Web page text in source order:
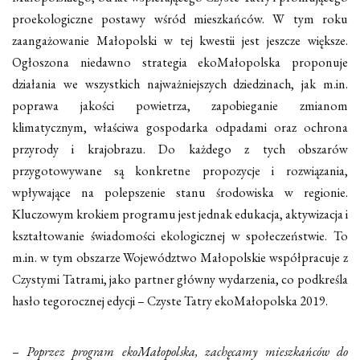
proekologiczne postawy wśród mieszkańców. W tym roku
zaangażowanie Małopolski w tej kwestii jest jeszcze większe.
Ogłoszona niedawno strategia ekoMałopolska proponuje
działania we wszystkich najważniejszych dziedzinach, jak m.in.
poprawa jakości powietrza, zapobieganie zmianom
klimatycznym, właściwa gospodarka odpadami oraz ochrona
przyrody i krajobrazu. Do każdego z tych obszarów
przygotowywane są konkretne propozycje i rozwiązania,
wpływające na polepszenie stanu środowiska w regionie.
Kluczowym krokiem programu jest jednak edukacja, aktywizacja i
kształtowanie świadomości ekologicznej w społeczeństwie. To
m.in. w tym obszarze Województwo Małopolskie współpracuje z
Czystymi Tatrami, jako partner główny wydarzenia, co podkreśla
hasło tegorocznej edycji – Czyste Tatry ekoMałopolska 2019.
–Poprzez program ekoMałopolska, zachęcamy mieszkańców do